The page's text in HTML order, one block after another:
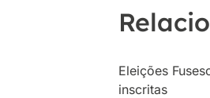
Eleições
inscritas